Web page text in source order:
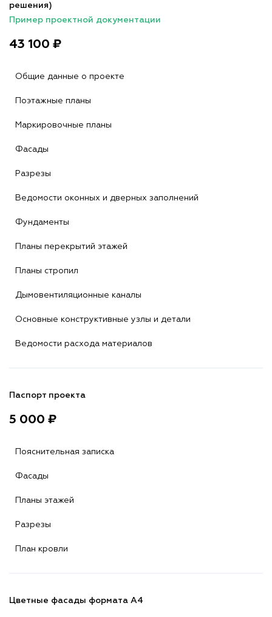
решения)
Пример проектной документации
43 100 ₽
Общие данные о проекте
Поэтажные планы
Маркировочные планы
Фасады
Разрезы
Ведомости оконных и дверных заполнений
Фундаменты
Планы перекрытий этажей
Планы стропил
Дымовентиляционные каналы
Основные конструктивные узлы и детали
Ведомости расхода материалов
Паспорт проекта
5 000 ₽
Пояснительная записка
Фасады
Планы этажей
Разрезы
План кровли
Цветные фасады формата А4